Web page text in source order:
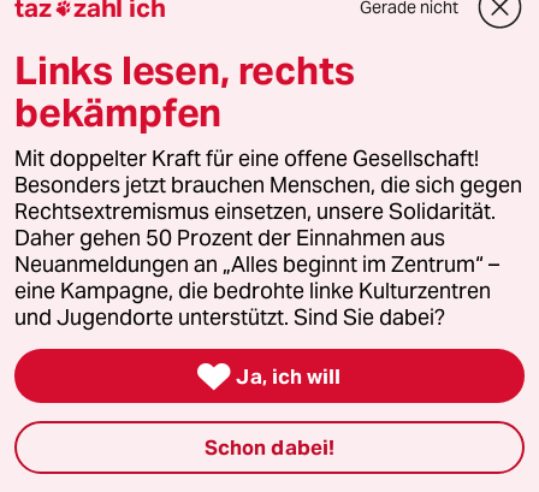
17.02.2021, 12:13 Uhr
@aw3766:
Ich hab weder dir was unterstellt,
noch hab ich das Thema als "banal"
bezeichnet. Mit "randläufig" meine ich
lediglich, dass es hier schon
tariditionell Themen gibt, die
hochfrequentiert sind und auch mal
ein paar Dutzdend Beiträge haben.
Das sind meist Nahost-,
Rechtsextremismus- oder
Identitätspolitikthemen.
Dass jetzt hier der Protest von ein
paar Essenslieferanten weiter über
200 Beiträge hat und dabei auffällig
viele Neuanmeldungen die Proteste
taz zahl ich Gerade nicht
Links lesen, rechts
bekämpfen
Mit doppelter Kraft für eine offene Gesellschaft!
Besonders jetzt brauchen Menschen, die sich gegen
Rechtsextremismus einsetzen, unsere Solidarität.
Daher gehen 50 Prozent der Einnahmen aus
Neuanmeldungen an „Alles beginnt im Zentrum“ –
eine Kampagne, die bedrohte linke Kulturzentren
und Jugendorte unterstützt. Sind Sie dabei?
 Ja, ich will
Schon dabei!